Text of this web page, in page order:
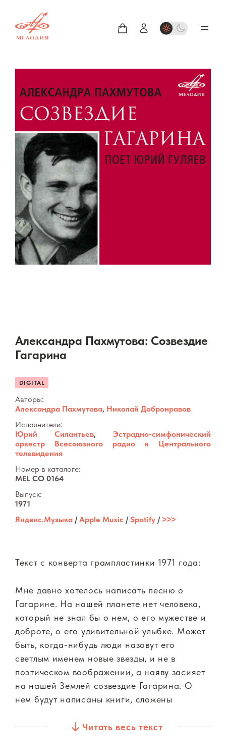
Александра Пахмутова: Созвездие
Гагарина
DIGITAL
Авторы:
Александра Пахмутова, Николай Добронравов
Исполнители:
Юрий Силантьев, Эстрадно-симфонический
оркестр Всесоюзного радио и Центрального
телевидения
Номер в каталоге:
MEL CO 0164
Выпуск:
1971
Яндекс.Музыка /Apple Music /Spotify /˃˃˃
Текст с конверта грампластинки 1971 года:
Мне давно хотелось написать песню о
Гагарине. На нашей планете нет человека,
который не знал бы о нем, о его мужестве и
доброте, о его удивительной улыбке. Может
быть, когда-нибудь люди назовут его
светлым именем новые звезды, и не в
поэтическом воображении, а наяву засияет
на нашей Землей созвездие Гагарина. О
нем будут написаны книги, сложены
просто воспоминанием о нем и
Читать весь текст